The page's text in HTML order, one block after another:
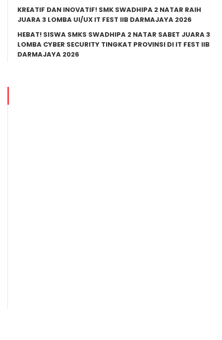
KREATIF DAN INOVATIF! SMK SWADHIPA 2 NATAR RAIH
JUARA 3 LOMBA UI/UX IT FEST IIB DARMAJAYA 2026
HEBAT! SISWA SMKS SWADHIPA 2 NATAR SABET JUARA 3
LOMBA CYBER SECURITY TINGKAT PROVINSI DI IT FEST IIB
DARMAJAYA 2026